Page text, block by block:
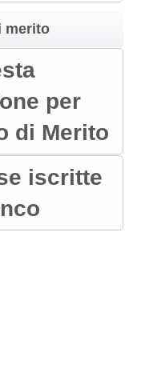
merito
per
di Merito
iscritte